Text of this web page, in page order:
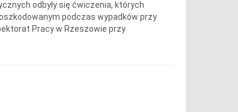
odbyły się ćwiczenia, których
podczas wypadków przy
Pracy w Rzeszowie przy